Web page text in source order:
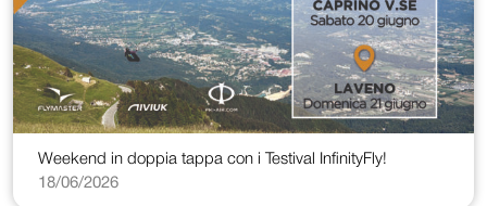
Weekend in doppia tappa con i Testival InfinityFly!
18/06/2026